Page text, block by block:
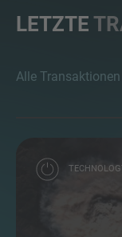
LETZTE
Alle